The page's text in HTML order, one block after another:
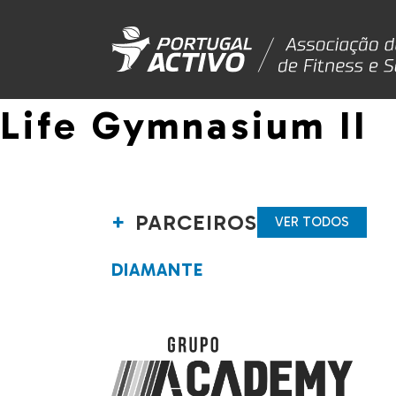
Life Gymnasium II
PARCEIROS VER TODOS
DIAMANTE